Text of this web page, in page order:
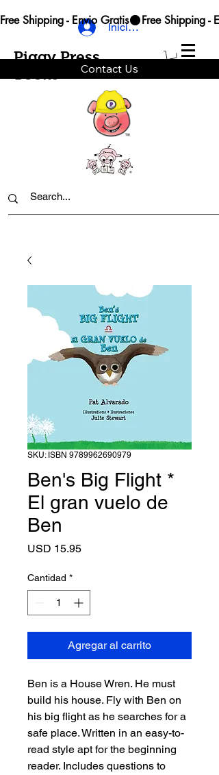
Piggy Press
Contact Us
Iniciar sesión
Free Shipping - Envio Gratis
SKU: ISBN 9789962690979
Ben's Big Flight *
El gran vuelo de
Ben
USD 15.95Precio
Cantidad *
Agregar al carrito
Ben is a House Wren. He must
build his house. Fly with Ben on
his big flight as he searches for a
safe place. Written in an easy-to-
read style apt for the beginning
reader. Includes questions to